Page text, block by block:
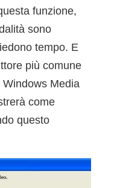
funzione,
sono
tempo. E
più comune
Media
come
questo